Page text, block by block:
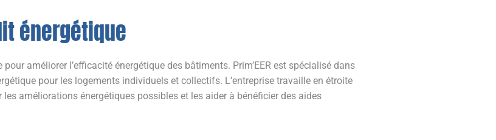
énergétique
améliorer l’efficacité énergétique des bâtiments. Prim’EER est spécialisé dans
pour les logements individuels et collectifs. L’entreprise travaille en étroite
améliorations énergétiques possibles et les aider à bénéficier des aides